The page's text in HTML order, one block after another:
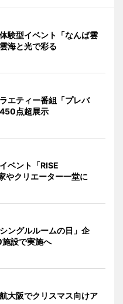
験型イベント「なんば雲
海と光で彩る
エティー番組「プレバ
点超展示
ベント「RISE
クリエーター一堂に
ングルルームの日」企
設で実施へ
大阪でクリスマス向けア